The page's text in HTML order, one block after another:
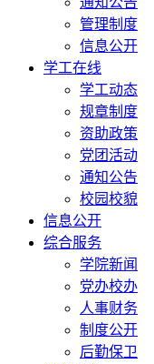
管理制度
信息公开
学工在线
学工动态
规章制度
资助政策
党团活动
通知公告
校园校貌
信息公开
综合服务
学院新闻
党办校办
人事财务
制度公开
后勤保卫